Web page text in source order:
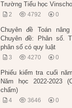
Trường Tiểu học
2 4792 0
Chuyên đề Toán
Chuyên đề: Phân số.
phân số có quy luật
3 4270 0
Phiếu kiểm tra cuối
Năm học 2022-2023
chấm)
4 3646 0